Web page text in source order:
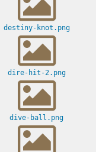
destiny-knot.png
dire-hit-2.png
dive-ball.png